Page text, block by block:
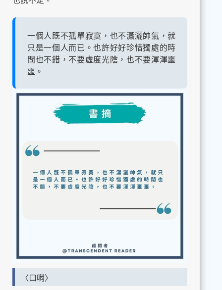
一個人既不孤單寂寞，也不瀟灑帥氣，就
只是一個人而已。也許好好珍惜獨處的時
間也不錯，不要虛度光陰，也不要渾渾噩
噩。
〈口哨〉